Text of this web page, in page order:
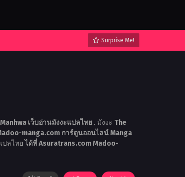
Surprise Me!
เว็บอ่านมังงะแปลไทย . มังงะ The
manga.com การ์ตูนออนไลน์ Manga
ปลไทยได้ที่ Asuratrans.com Madoo-